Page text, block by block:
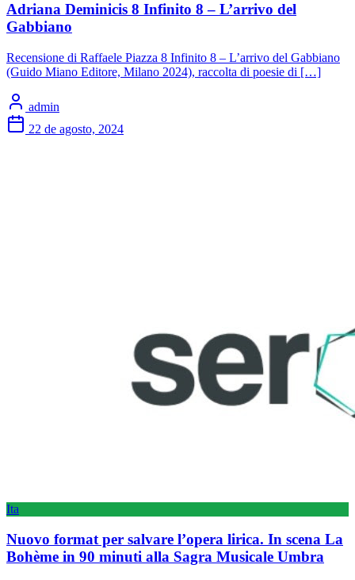
Adriana Deminicis 8 Infinito 8 – L’arrivo del
Gabbiano
Recensione di Raffaele Piazza 8 Infinito 8 – L’arrivo del Gabbiano
(Guido Miano Editore, Milano 2024), raccolta di poesie di […]
admin
22 de agosto, 2024
Ita
Nuovo format per salvare l’opera lirica. In scena La
Bohème in 90 minuti alla Sagra Musicale Umbra